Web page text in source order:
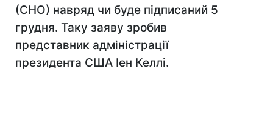
(СНО) навряд чи буде підписаний 5
грудня. Таку заяву зробив
представник адміністрації
президента США Іен Келлі.